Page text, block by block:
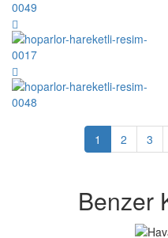
1 2 3
Benzer